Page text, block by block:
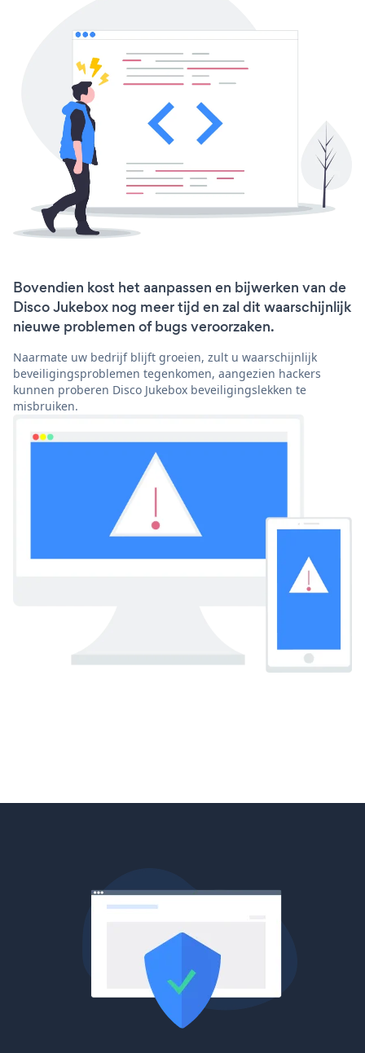
Bovendien kost het aanpassen en bijwerken van de
Disco Jukebox nog meer tijd en zal dit waarschijnlijk
nieuwe problemen of bugs veroorzaken.
Naarmate uw bedrijf blijft groeien, zult u waarschijnlijk
beveiligingsproblemen tegenkomen, aangezien hackers
kunnen proberen Disco Jukebox beveiligingslekken te
misbruiken.